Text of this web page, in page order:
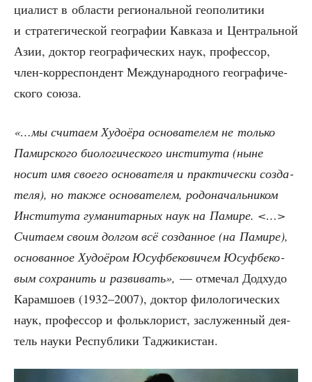
ци­а­лист в обла­сти реги­о­наль­ной гео­по­ли­ти­ки
и стра­те­ги­че­ской гео­гра­фии Кав­ка­за и Цен­траль­ной
Азии, док­тор гео­гра­фи­че­ских наук, про­фес­сор,
член-кор­ре­спон­дент Меж­ду­на­род­но­го гео­гра­фи­че­
ско­го союза.
«…мы счи­та­ем Худо­ё­ра осно­ва­те­лем не толь­ко
Памир­ско­го био­ло­ги­че­ско­го инсти­ту­та (ныне
носит имя сво­е­го осно­ва­те­ля и прак­ти­че­ски созда­
те­ля), но так­же осно­ва­те­лем, родо­на­чаль­ни­ком
Инсти­ту­та гума­ни­тар­ных наук на Пами­ре. <…>
Счи­та­ем сво­им дол­гом всё создан­ное (на Пами­ре),
осно­ван­ное Худо­ё­ром Юсуф­бе­ко­ви­чем Юсуф­бе­ко­
вым сохра­нить и раз­ви­вать», — отме­чал Додху­до
Карам­шо­ев (1932–2007), док­тор фило­ло­ги­че­ских
наук, про­фес­сор и фольк­ло­рист, заслу­жен­ный дея­
тель нау­ки Рес­пуб­ли­ки Таджикистан.